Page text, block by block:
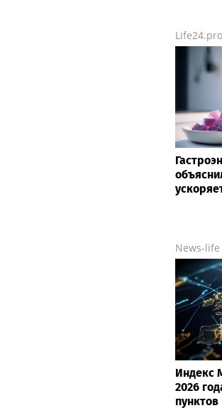
Life24.pro
News-life
Индекс
2026
пунктов